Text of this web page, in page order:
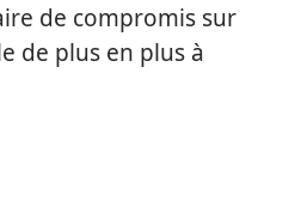
de compromis sur
de plus en plus à